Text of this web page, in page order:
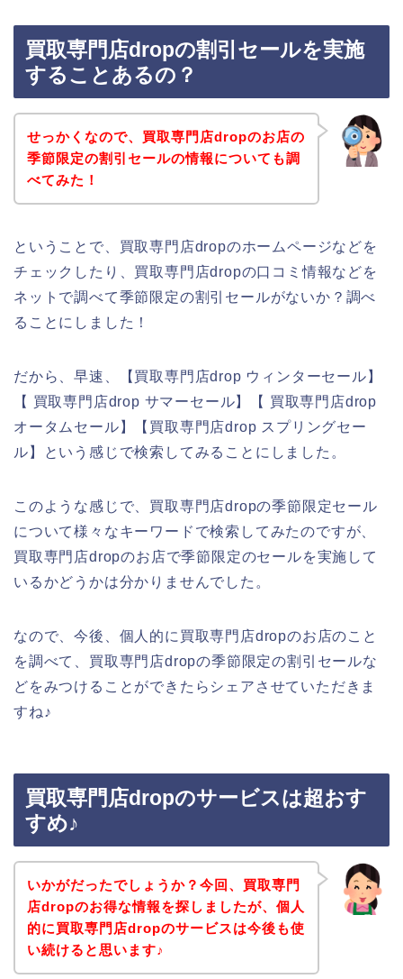
買取専門店dropの割引セールを実施
することあるの？
せっかくなので、買取専門店dropのお店の
季節限定の割引セールの情報についても調
べてみた！
ということで、買取専門店dropのホームページなどを
チェックしたり、買取専門店dropの口コミ情報などを
ネットで調べて季節限定の割引セールがないか？調べ
ることにしました！
だから、早速、【買取専門店drop ウィンターセール】
【 買取専門店drop サマーセール】【 買取専門店drop
オータムセール】【買取専門店drop スプリングセー
ル】という感じで検索してみることにしました。
このような感じで、買取専門店dropの季節限定セール
について様々なキーワードで検索してみたのですが、
買取専門店dropのお店で季節限定のセールを実施して
いるかどうかは分かりませんでした。
なので、今後、個人的に買取専門店dropのお店のこと
を調べて、買取専門店dropの季節限定の割引セールな
どをみつけることができたらシェアさせていただきま
すね♪
買取専門店dropのサービスは超おす
すめ♪
いかがだったでしょうか？今回、買取専門
店dropのお得な情報を探しましたが、個人
的に買取専門店dropのサービスは今後も使
い続けると思います♪